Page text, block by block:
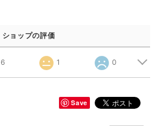
ショップの評価
6 1 0
Save